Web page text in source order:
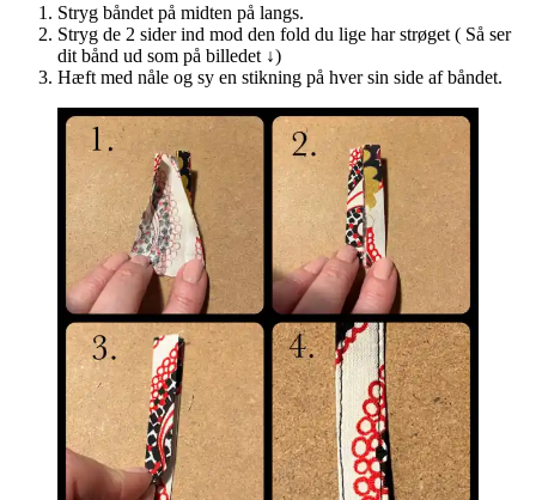
Stryg båndet på midten på langs.
Stryg de 2 sider ind mod den fold du lige har strøget ( Så ser
dit bånd ud som på billedet ↓)
Hæft med nåle og sy en stikning på hver sin side af båndet.